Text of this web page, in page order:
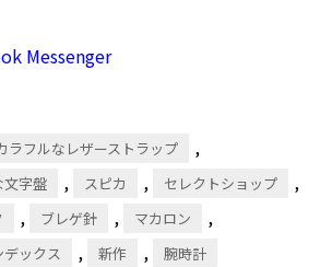
Messenger
ラフルなレザーストラップ ,
文字盤 , スピカ , セレクトショップ ,
, ブレゲ針 , マカロン ,
ックス , 新作 , 腕時計